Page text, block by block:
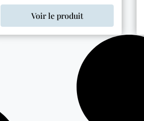
Voir le produit